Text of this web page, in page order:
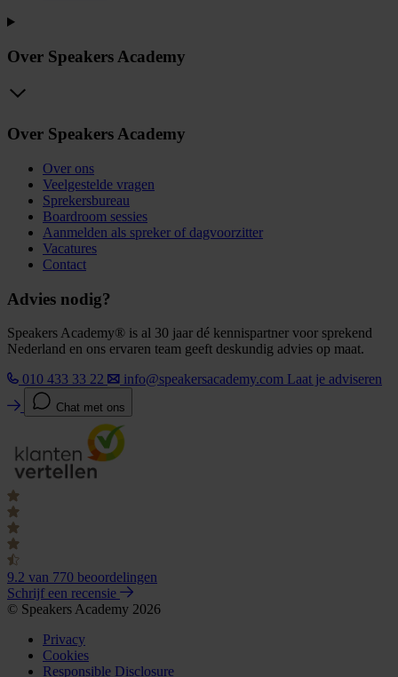
Over Speakers Academy
Over Speakers Academy
Over ons
Veelgestelde vragen
Sprekersbureau
Boardroom sessies
Aanmelden als spreker of dagvoorzitter
Vacatures
Contact
Advies nodig?
Speakers Academy® is al 30 jaar dé kennispartner voor sprekend
Nederland en ons ervaren team geeft deskundig advies op maat.
010 433 33 22
info@speakersacademy.com Laat je adviseren
Chat met ons
9.2 van 770 beoordelingen
Schrijf een recensie
© Speakers Academy 2026
Privacy
Cookies
Responsible Disclosure